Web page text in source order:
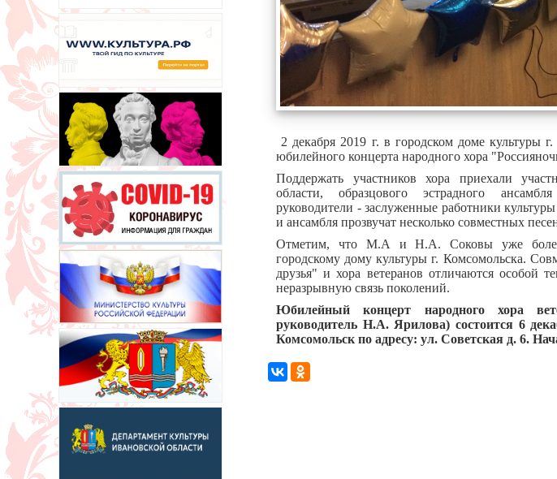
2 декабря 2019 г. в городском доме культуры
юбилейного концерта народного хора
Поддержать участников хора приехали
области, образцового эстрадного
руководители - заслуженные работники
и ансамбля прозвучат несколько совместных
Отметим, что М.А и Н.А. Соковы уже
городскому дому культуры г. Комсомольска.
друзья" и хора ветеранов отличаются особой
неразрывную связь поколений.
Юбилейный концерт народного хора
руководитель Н.А. Ярилова) состоится 6
Комсомольск по адресу: ул. Советская д. 6.